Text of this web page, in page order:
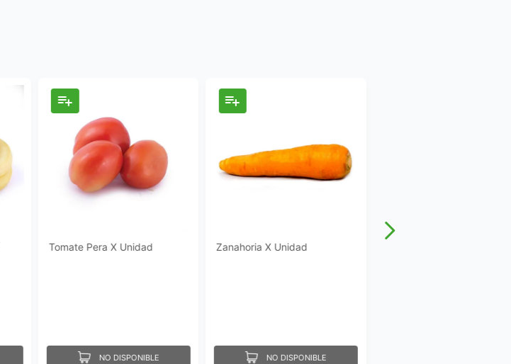
Tomate Pera X Unidad
NO DISPONIBLE
Zanahoria X Unidad
NO DISPONIBLE